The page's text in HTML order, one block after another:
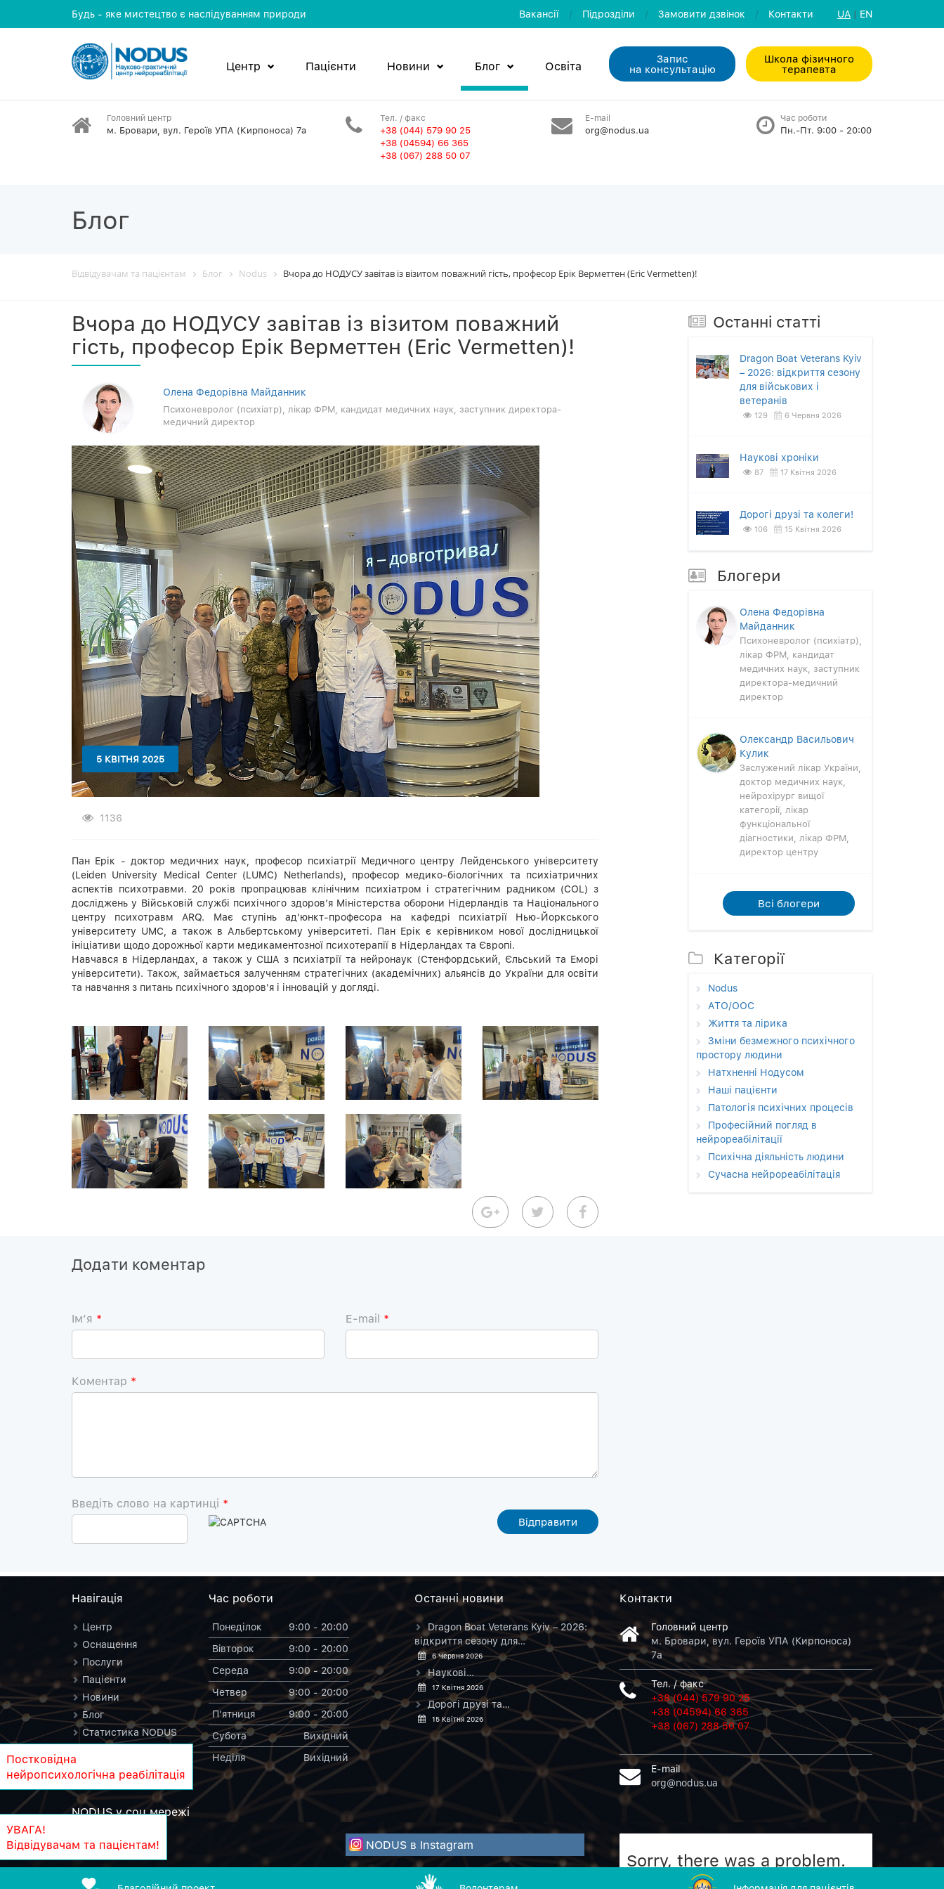
Будь - яке мистецтво є наслідуванням природи Вакансії / Пiдроздiли / Замовити дзвiнок / Контакти UA | EN
Центр Пацієнти Новини Блог Освiта
Запис
на консультацiю
Школа фізичного
терапевта
Головний центр
м. Бровари, вул. Героїв УПА (Кирпоноса) 7а
Тел. / факс
+38 (044) 579 90 25
+38 (04594) 66 365
+38 (067) 288 50 07
E-mail
org@nodus.ua
Час роботи
Пн.-Пт. 9:00 - 20:00
Блог
Відвідувачам та пацієнтам Блог Nodus Вчора до НОДУСУ завітав із візитом поважний гість, професор Ерік Верметтен (Eric Vermetten)!
Вчора до НОДУСУ завітав із візитом поважний
гість, професор Ерік Верметтен (Eric Vermetten)!
Олена Федорівна Майданник
Психоневролог (психіатр), лікар ФРМ, кандидат медичних наук, заступник директора-
медичний директор
5 КВІТНЯ 2025
1136
Пан Ерік - доктор медичних наук, професор психіатрії Медичного центру Лейденського університету
(Leiden University Medical Center (LUMC) Netherlands), професор медико-біологічних та психіатричних
аспектів психотравми. 20 років пропрацював клінічним психіатром і стратегічним радником (COL) з
досліджень у Військовій службі психічного здоров’я Міністерства оборони Нідерландів та Національного
центру психотравм ARQ. Має ступінь ад’юнкт-професора на кафедрі психіатрії Нью-Йоркського
університету UMC, а також в Альбертському університеті. Пан Ерік є керівником нової дослідницької
ініціативи щодо дорожньої карти медикаментозної психотерапії в Нідерландах та Європі.
Навчався в Нідерландах, а також у США з психіатрії та нейронаук (Стенфордський, Єльський та Еморі
університети). Також, займається залученням стратегічних (академічних) альянсів до України для освіти
та навчання з питань психічного здоров'я і інновацій у догляді.
Останнi статтi
Dragon Boat Veterans Kyiv
– 2026: відкриття сезону
для військових і
ветеранів
129 6 Червня 2026
Наукові хроніки
87 17 Квітня 2026
Дорогі друзі та колеги!
106 15 Квітня 2026
Блогери
Олена Федорівна
Майданник
Психоневролог (психіатр),
лікар ФРМ, кандидат
медичних наук, заступник
директора-медичний
директор
Олександр Васильович
Кулик
Заслужений лікар України,
доктор медичних наук,
нейрохірург вищої
категорії, лікар
функціональної
діагностики, лікар ФРМ,
директор центру
Всi блогери
Категорії
Nodus
АТО/ООС
Життя та лірика
Зміни безмежного психічного
простору людини
Натхненні Нодусом
Наші пацієнти
Патологія психічних процесів
Професійний погляд в
нейрореабілітації
Психічна діяльність людини
Сучасна нейрореабілітація
Додати коментар
Iм’я * E-mail *
Коментар *
Введіть слово на картинці *
Навiгацiя
Центр
Оснащення
Послуги
Пацієнти
Новини
Блог
Статистика NODUS
NODUS у вікіпедії
Час роботи
Понеділок
9:00 - 20:00
Вiвторок
9:00 - 20:00
Середа
9:00 - 20:00
Четвер
9:00 - 20:00
П'ятниця
9:00 - 20:00
Субота
Вихiдний
Неділя
Вихiдний
Останнi новини
Dragon Boat Veterans Kyiv – 2026:
відкриття сезону для…
6 Червня 2026
Наукові…
17 Квітня 2026
Дорогі друзі та…
15 Квітня 2026
Контакти
Головний центр
м. Бровари, вул. Героїв УПА (Кирпоноса)
7а
Тел. / факс
+38 (044) 579 90 25
+38 (04594) 66 365
+38 (067) 288 50 07
E-mail
org@nodus.ua
NODUS у соц.мережi
NODUS в Instagram
Sorry, there was a problem.
Twitter returned the following error message:
Постковідна
нейропсихологічна реабілітація
УВАГА!
Відвідувачам та пацієнтам!